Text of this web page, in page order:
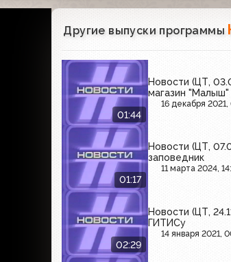
Другие выпуски программы
01:44
Новости (ЦТ,
магазин
16 декабря 2021,
01:17
Новости (ЦТ,
заповедник
11 марта 2024,
02:29
Новости (ЦТ,
ГИТИСу
14 января 2021,